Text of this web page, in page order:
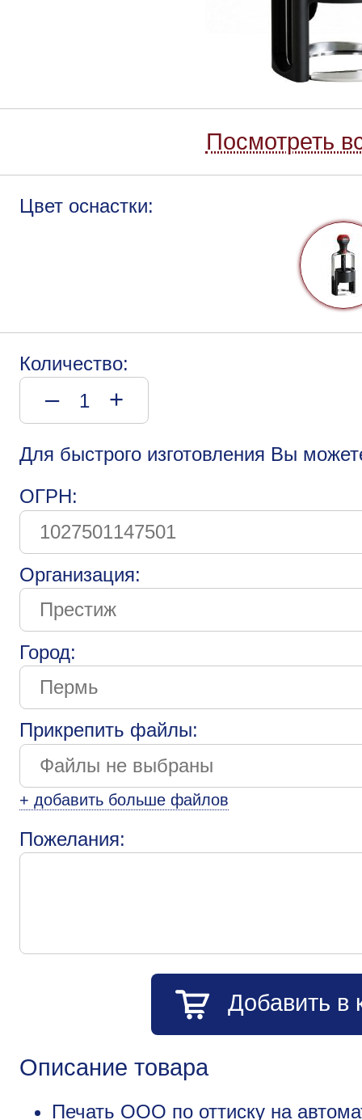
Посмотреть
Цвет оснастки:
Количество:
– +
Для быстрого изготовления Вы
ОГРН:
Организация:
Город:
Прикрепить файлы:
+ добавить больше файлов
Пожелания:
Добавить в
Описание товара
Печать ООО по оттиску на